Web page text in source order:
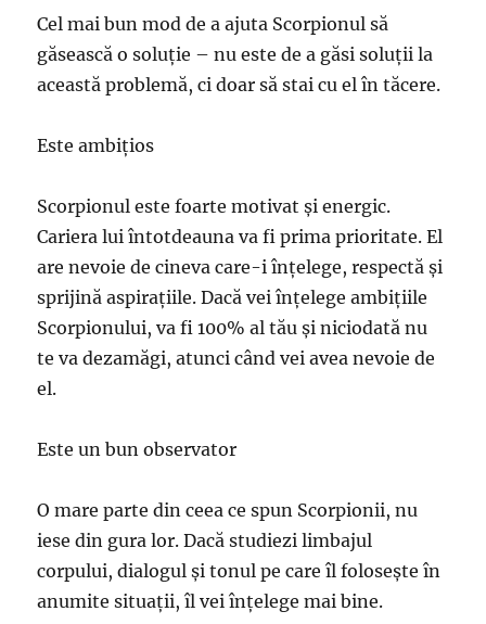
Cel mai bun mod de a ajuta Scorpionul să
găsească o soluție – nu este de a găsi soluții la
această problemă, ci doar să stai cu el în tăcere.
Este ambițios
Scorpionul este foarte motivat și energic.
Cariera lui întotdeauna va fi prima prioritate. El
are nevoie de cineva care-i înțelege, respectă și
sprijină aspirațiile. Dacă vei înțelege ambițiile
Scorpionului, va fi 100% al tău și niciodată nu
te va dezamăgi, atunci când vei avea nevoie de
el.
Este un bun observator
O mare parte din ceea ce spun Scorpionii, nu
iese din gura lor. Dacă studiezi limbajul
corpului, dialogul și tonul pe care îl folosește în
anumite situații, îl vei înțelege mai bine.